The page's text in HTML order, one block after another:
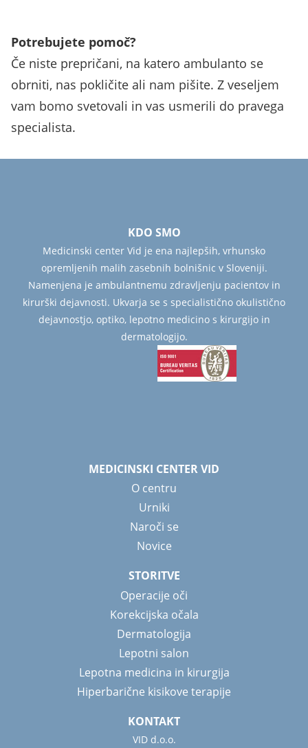
Potrebujete pomoč?
Če niste prepričani, na katero ambulanto se
obrniti, nas pokličite ali nam pišite. Z veseljem
vam bomo svetovali in vas usmerili do pravega
specialista.
KDO SMO
Medicinski center Vid je ena najlepših, vrhunsko
opremljenih malih zasebnih bolnišnic v Sloveniji.
Namenjena je ambulantnemu zdravljenju pacientov in
kirurški dejavnosti. Ukvarja se s specialistično okulistično
dejavnostjo, optiko, lepotno medicino s kirurgijo in
dermatologijo.
MEDICINSKI CENTER VID
O centru
Urniki
Naroči se
Novice
STORITVE
Operacije oči
Korekcijska očala
Dermatologija
Lepotni salon
Lepotna medicina in kirurgija
Hiperbarične kisikove terapije
KONTAKT
VID d.o.o.